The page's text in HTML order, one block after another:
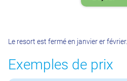
Le resort est fermé en janvier er février.
Exemples de prix